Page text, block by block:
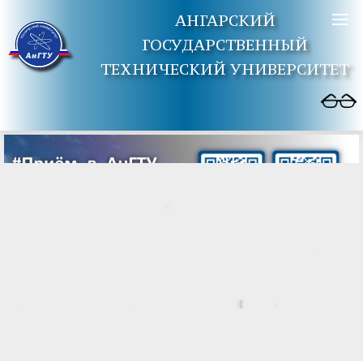
АНГАРСКИЙ
ГОСУДАРСТВЕННЫЙ
ТЕХНИЧЕСКИЙ УНИВЕРСИТЕТ